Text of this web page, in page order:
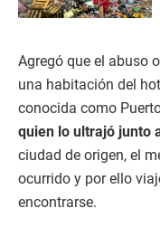
Agregó que el abuso
una habitación del
conocida como
quien lo ultrajó junto
ciudad de origen, el
ocurrido y por ello
encontrarse.